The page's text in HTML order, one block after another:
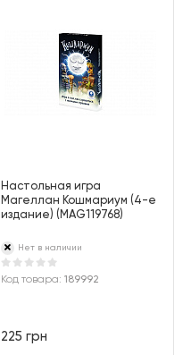
Настольная игра
Магеллан Кошмариум (4-е
издание) (MAG119768)
Нет в наличии
Код товара:189992
225 грн